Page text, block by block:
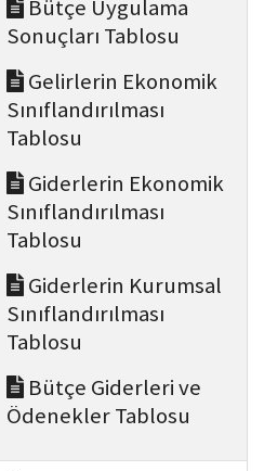
Bütçe Uygulama
Sonuçları Tablosu
Gelirlerin Ekonomik
Sınıflandırılması
Tablosu
Giderlerin Ekonomik
Sınıflandırılması
Tablosu
Giderlerin Kurumsal
Sınıflandırılması
Tablosu
Bütçe Giderleri ve
Ödenekler Tablosu